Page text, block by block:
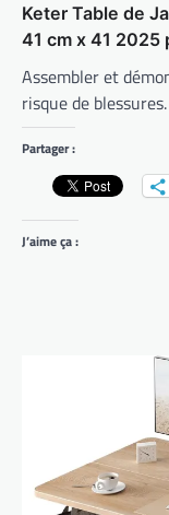
Keter Table de
41 cm x 41 2025
Assembler et
risque de
Partager :
J’aime ça :